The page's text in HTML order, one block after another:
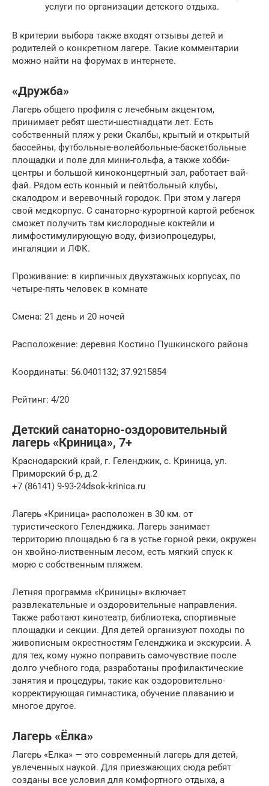
услуги по организации детского отдыха.
В критерии выбора также входят отзывы детей и
родителей о конкретном лагере. Такие комментарии
можно найти на форумах в интернете.
«Дружба»
Лагерь общего профиля с лечебным акцентом,
принимает ребят шести-шестнадцати лет. Есть
собственный пляж у реки Скалбы, крытый и открытый
бассейны, футбольные-волейбольные-баскетбольные
площадки и поле для мини-гольфа, а также хобби-
центры и большой киноконцертный зал, работает вай-
фай. Рядом есть конный и пейтбольный клубы,
скалодром и веревочный городок. При этом у лагеря
свой медкорпус. С санаторно-курортной картой ребенок
сможет получить там кислородные коктейли и
лимфостимулирующую воду, физиопроцедуры,
ингаляции и ЛФК.
Проживание: в кирпичных двухэтажных корпусах, по
четыре-пять человек в комнате
Смена: 21 день и 20 ночей
Расположение: деревня Костино Пушкинского района
Координаты: 56.0401132; 37.9215854
Рейтинг: 4/20
Детский санаторно-оздоровительный
лагерь «Криница», 7+
Краснодарский край, г. Геленджик, с. Криница, ул.
Приморский б-р, д.2
+7 (86141) 9-93-24dsok-krinica.ru
Лагерь «Криница» расположен в 30 км. от
туристического Геленджика. Лагерь занимает
территорию площадью 6 га в устье горной реки, окружен
он хвойно-лиственным лесом, есть мягкий спуск к
морю с собственным пляжем.
Летняя программа «Криницы» включает
развлекательные и оздоровительные направления.
Также работают кинотеатр, библиотека, спортивные
площадки и секции. Для детей организуют походы по
живописным окрестностям Геленджика и экскурсии. А
для тех, кому нужно поправить самочувствие после
долго учебного года, разработаны профилактические
занятия и процедуры, такие как оздоровительно-
корректирующая гимнастика, обучение плаванию и
многое другое.
Лагерь «Ёлка»
Лагерь «Елка» — это современный лагерь для детей,
увлеченных наукой. Для приезжающих сюда ребят
созданы все условия для комфортного отдыха, а